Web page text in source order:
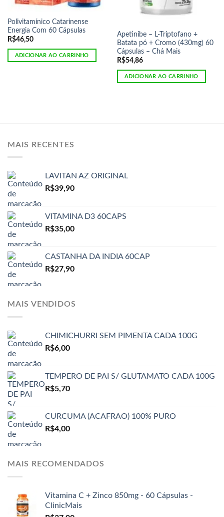
Polivitamínico Catarinense
Energia Com 60 Cápsulas
R$46,50
ADICIONAR AO CARRINHO
Apetinibe – L-Triptofano +
Batata pó + Cromo (430mg) 60
Cápsulas – Chá Mais
R$54,86
ADICIONAR AO CARRINHO
MAIS RECENTES
LAVITAN AZ ORIGINAL
R$39,90
VITAMINA D3 60CAPS
R$35,00
CASTANHA DA INDIA 60CAP
R$27,90
MAIS VENDIDOS
CHIMICHURRI SEM PIMENTA CADA 100G
R$6,00
TEMPERO DE PAI S/ GLUTAMATO CADA 100G
R$5,70
CURCUMA (ACAFRAO) 100% PURO
R$4,00
MAIS RECOMENDADOS
Vitamina C + Zinco 850mg - 60 Cápsulas -
ClinicMais